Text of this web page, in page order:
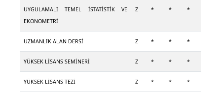
UYGULAMALI TEMEL İSTATİSTİK VE
EKONOMETRİ
Z * * *
UZMANLIK ALAN DERSİ Z * * *
YÜKSEK LİSANS SEMİNERİ Z * * *
YÜKSEK LİSANS TEZİ Z * * *